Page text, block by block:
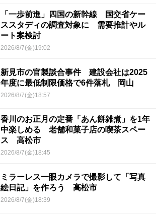
「一歩前進」四国の新幹線 国交省ケー
ススタディの調査対象に 需要推計やル
ート案検討
2026/8/7(金)19:02
新見市の官製談合事件 建設会社は2025
年度に最低制限価格で6件落札 岡山
2026/8/7(金)18:57
香川のお正月の定番「あん餅雑煮」を1年
中楽しめる 老舗和菓子店の喫茶スペー
ス 高松市
2026/8/7(金)18:45
ミラーレス一眼カメラで撮影して「写真
絵日記」を作ろう 高松市
2026/8/7(金)18:39